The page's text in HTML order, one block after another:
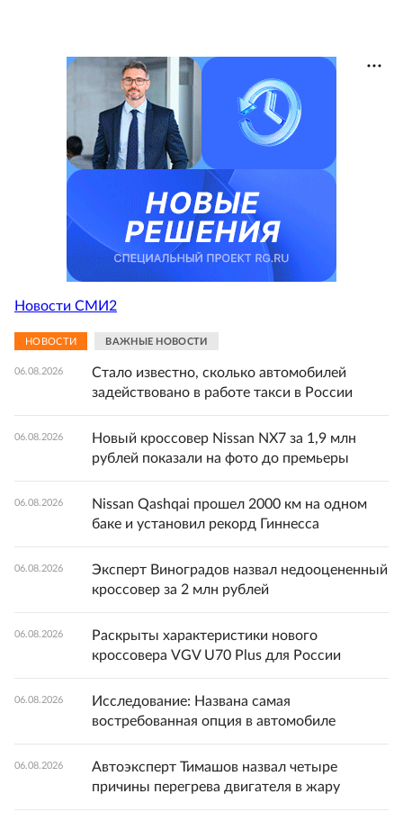
Новости СМИ2
НОВОСТИ ВАЖНЫЕ НОВОСТИ
06.08.2026
Стало известно, сколько автомобилей
задействовано в работе такси в России
06.08.2026
Новый кроссовер Nissan NX7 за 1,9 млн
рублей показали на фото до премьеры
06.08.2026
Nissan Qashqai прошел 2000 км на одном
баке и установил рекорд Гиннесса
06.08.2026
Эксперт Виноградов назвал недооцененный
кроссовер за 2 млн рублей
06.08.2026
Раскрыты характеристики нового
кроссовера VGV U70 Plus для России
06.08.2026
Исследование: Названа самая
востребованная опция в автомобиле
06.08.2026
Автоэксперт Тимашов назвал четыре
причины перегрева двигателя в жару